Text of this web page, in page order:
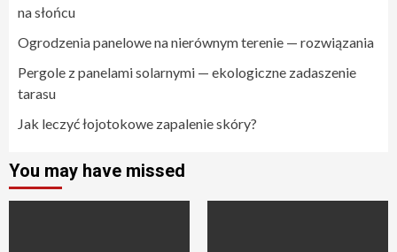
na słońcu
Ogrodzenia panelowe na nierównym terenie — rozwiązania
Pergole z panelami solarnymi — ekologiczne zadaszenie
tarasu
Jak leczyć łojotokowe zapalenie skóry?
You may have missed